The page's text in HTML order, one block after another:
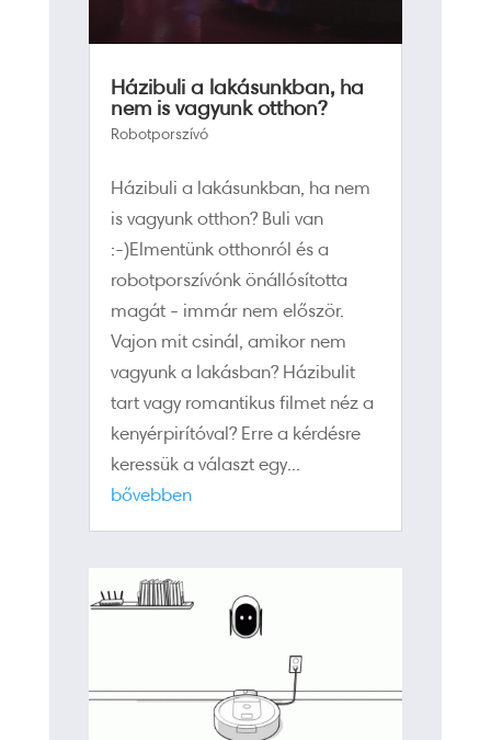
Házibuli a lakásunkban, ha
nem is vagyunk otthon?
Robotporszívó
Házibuli a lakásunkban, ha nem
is vagyunk otthon? Buli van
:-)Elmentünk otthonról és a
robotporszívónk önállósította
magát - immár nem először.
Vajon mit csinál, amikor nem
vagyunk a lakásban? Házibulit
tart vagy romantikus filmet néz a
kenyérpirítóval? Erre a kérdésre
keressük a választ egy...
bővebben